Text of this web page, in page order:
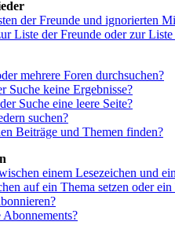
der Freunde und ignorierten
Liste der Freunde oder zur
mehrere Foren durchsuchen?
Suche keine Ergebnisse?
Suche eine leere Seite?
suchen?
Beiträge und Themen finden?
einem Lesezeichen und
auf ein Thema setzen oder